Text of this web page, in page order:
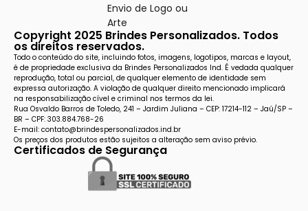
Envio de Logo ou
Arte
Copyright 2025 Brindes Personalizados. Todos
os direitos reservados.
Todo o conteúdo do site, incluindo fotos, imagens, logotipos, marcas e layout,
é de propriedade exclusiva da Brindes Personalizados Ind. É vedada qualquer
reprodução, total ou parcial, de qualquer elemento de identidade sem
expressa autorização. A violação de qualquer direito mencionado implicará
na responsabilização cível e criminal nos termos da lei.
Rua Osvaldo Barros de Toledo, 241 – Jardim Juliana – CEP: 17214-112 – Jaú/SP –
BR – CPF: 303.884.768-26
E-mail: contato@brindespersonalizados.ind.br
Os preços dos produtos estão sujeitos a alteração sem aviso prévio.
Certificados de Segurança